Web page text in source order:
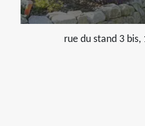
rue du stand 3 bis,